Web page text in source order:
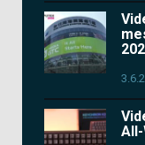
All-